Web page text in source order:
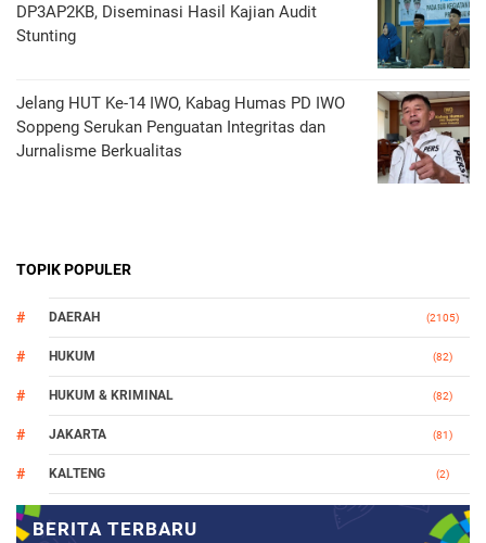
DP3AP2KB, Diseminasi Hasil Kajian Audit
Stunting
Jelang HUT Ke-14 IWO, Kabag Humas PD IWO
Soppeng Serukan Penguatan Integritas dan
Jurnalisme Berkualitas
TOPIK POPULER
DAERAH (2105)
HUKUM (82)
HUKUM & KRIMINAL (82)
JAKARTA (81)
KALTENG (2)
(147)